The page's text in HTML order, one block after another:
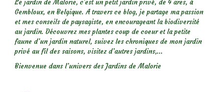
Le jardin de Malorie, c'est un petit jardin privé, de 4 ares, à
Gembloux, en Belgique. A travers ce blog, je partage ma passion
et mes conseils de paysagiste, en encourageant la biodiversité
au jardin. Découvrez mes plantes coup de coeur et la petite
faune d’un jardin naturel, suivez les chroniques de mon jardin
privé au fil des saisons, visitez d’autres jardins,...
Bienvenue dans l’univers des Jardins de Malorie